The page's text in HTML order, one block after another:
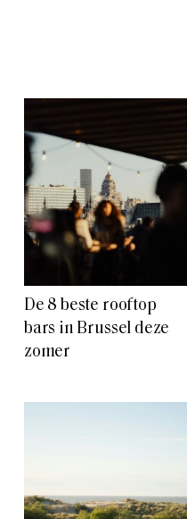
De 8 beste rooftop
bars in Brussel deze
zomer